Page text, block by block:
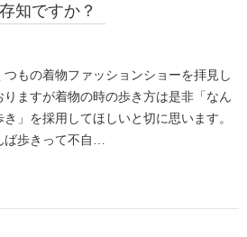
知ですか？
つもの着物ファッションショーを拝見し
りますが着物の時の歩き方は是非「なん
き」を採用してほしいと切に思います。
ば歩きって不自…